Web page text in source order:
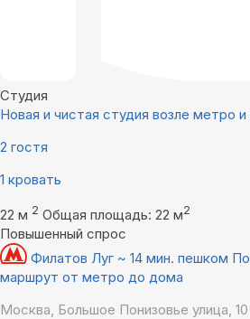
Студия
Новая и чистая студия возле метро
2 гостя
1 кровать
22 м 2 Общая площадь: 22 м2
Повышенный спрос
Филатов Луг ~ 14 мин. пешком
маршрут от метро до дома
Москва, Большое Понизовье улица, 10